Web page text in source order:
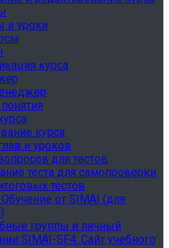
и уроки
курса
курса
и уроков
для тестов
теста для самопроверки
тестов
от SIMAI (для
группы и личный
SIMAI-SF4: Сайт учебного